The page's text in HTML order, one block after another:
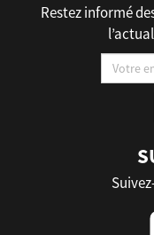
Restez informé